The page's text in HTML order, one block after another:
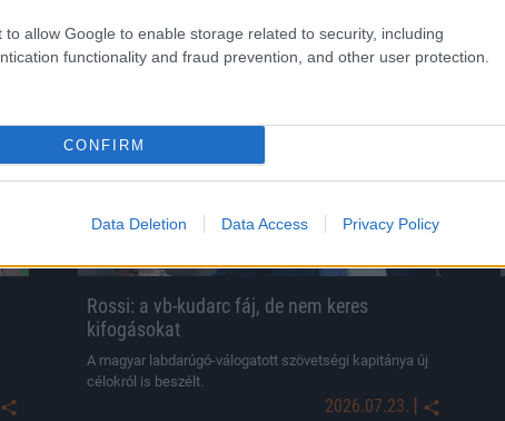
to allow Google to enable storage related to security, including
functionality and fraud prevention, and other user protection.
CONFIRM
Data Deletion Data Access Privacy Policy
Rossi: a vb-kudarc fáj, de nem keres
kifogásokat
A magyar labdarúgó-válogatott szövetségi kapitánya új
célokról is beszélt.
2026.07.23. |